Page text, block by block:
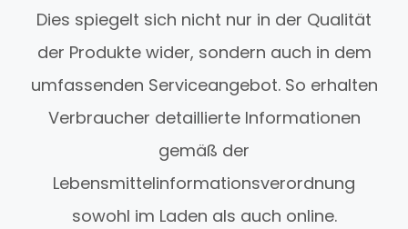
Dies spiegelt sich nicht nur in der Qualität
der Produkte wider, sondern auch in dem
umfassenden Serviceangebot. So erhalten
Verbraucher detaillierte Informationen
gemäß der
Lebensmittelinformationsverordnung
sowohl im Laden als auch online.